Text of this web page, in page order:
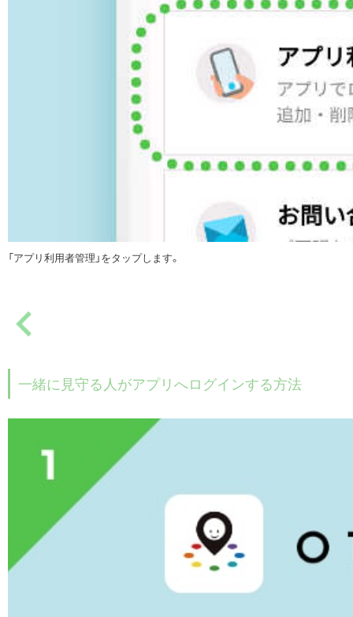
「アプリ利用者管理」をタップします。
一緒に見守る人がアプリへログインする方法